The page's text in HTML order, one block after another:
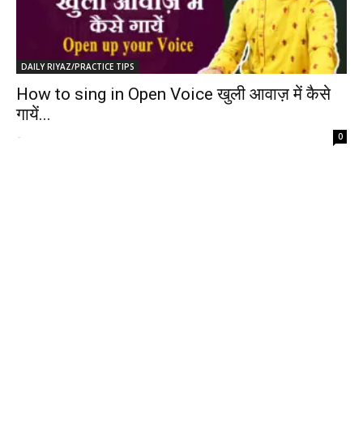
DAILY RIYAZ/PRACTICE TIPS
How to sing in Open Voice खुली आवाज़ में कैसे
गायें...
- 0